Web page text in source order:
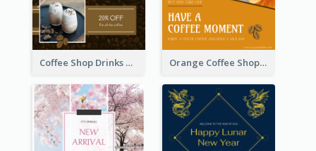
Coffee Shop Drinks Discount Instagram Post Orange Coffee Shop Instagram Post